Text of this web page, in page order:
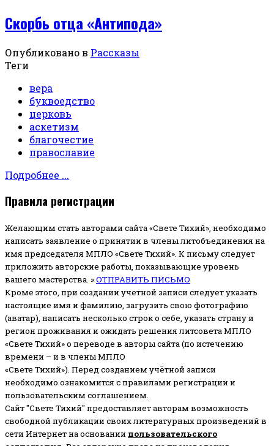
Скорбь отца «Антипода»
Опубликовано в Рассказы
Теги
вера
буквоедство
церковь
аскетизм
благочестие
православие
Подробнее ...
Правила регистрации
Желающим стать авторами сайта «Свете Тихий», необходимо
написать заявление о принятии в члены литобъединения на
имя председателя МПЛО «Свете Тихий». К письму следует
приложить авторские работы, показывающие уровень
вашего мастерства. »ОТПРАВИТЬ ПИСЬМО
Кроме этого, при создании учетной записи следует указать
настоящие имя и фамилию, загрузить свою фотографию
(аватар), написать несколько строк о себе, указать страну и
регион проживания и ожидать решения литсовета МПЛО
«Свете Тихий» о переводе в авторы сайта (по истечению
времени – и в члены МПЛО
«Свете Тихий»). Перед созданием учётной записи
необходимо ознакомится с правилами регистрации и
пользовательским соглашением.
Сайт "Свете Тихий" предоставляет авторам возможность
свободной публикации своих литературных произведений в
сети Интернет на основании пользовательского